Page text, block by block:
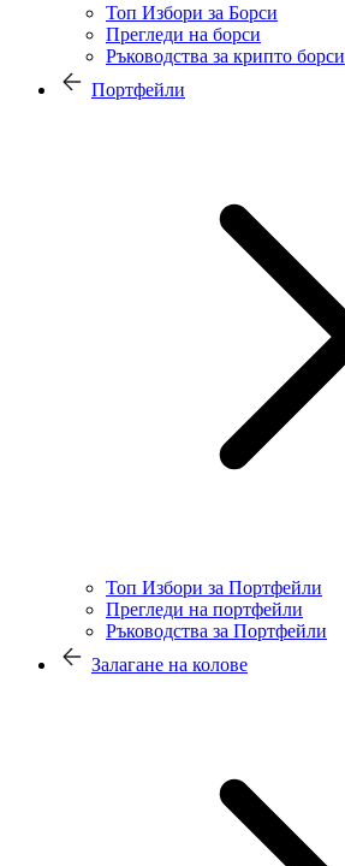
Топ Избори за Борси
Прегледи на борси
Ръководства за крипто борси
Портфейли
Топ Избори за Портфейли
Прегледи на портфейли
Ръководства за Портфейли
Залагане на колове